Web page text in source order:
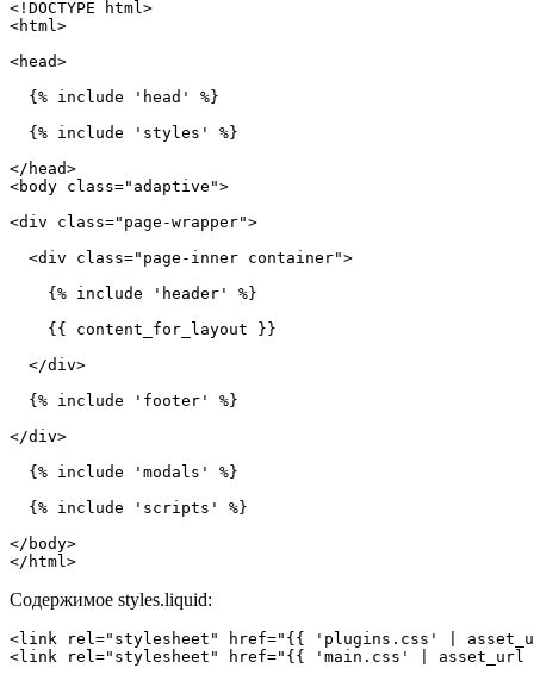
<!DOCTYPE html>
<html >
<head>
{% include 'head' %}
{% include 'styles' %}
</ head>
<body class=" adaptive ">
<div class=" page-wrapper">
  <
div class=" page-inner container">
{% include 'header' %}
{{ content_for_layout }}
  </
div>
{% include 'footer' %}
</div>
{% include 'modals' %}
{% include 'scripts' %}
</ body>
</ html >
Содержимое styles.liquid:
<link rel="stylesheet" href="{{ 'plugins.css' |